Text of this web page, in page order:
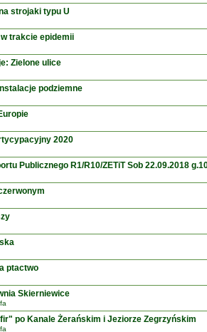
strojaki typu U
trakcie epidemii
Zielone ulice
podziemne
2020
Publicznego R1/R10/ZETiT Sob 22.09.2018
ptactwo
Skierniewice
po Kanale Żerańskim i Jeziorze Zegrzyńskim